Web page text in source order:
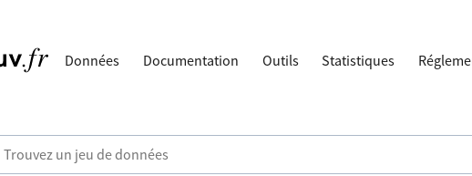
Données Documentation Outils Statistiques